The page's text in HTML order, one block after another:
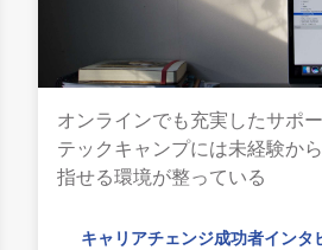
オンラインでも充実したサポ
テックキャンプには未経験か
指せる環境が整っている
キャリアチェンジ成功者インタ